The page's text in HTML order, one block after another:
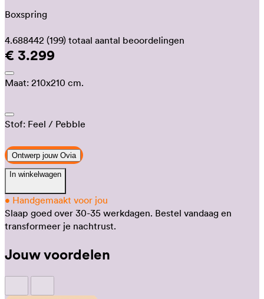
Boxspring
4.688442 (199) totaal aantal beoordelingen
€ 3.299
Maat: 210x210 cm.
Stof: Feel / Pebble
Ontwerp jouw Ovia
In winkelwagen
• Handgemaakt voor jou
Slaap goed over 30-35 werkdagen. Bestel vandaag en
transformeer je nachtrust.
Jouw voordelen